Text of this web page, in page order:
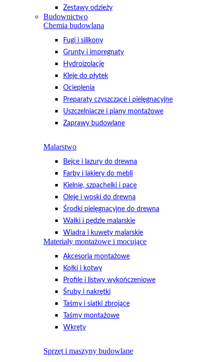
Zestawy odzieży
Budownictwo
Chemia budowlana
Fugi i silikony
Grunty i impregnaty
Hydroizolacje
Kleje do płytek
Ocieplenia
Preparaty czyszczące i pielęgnacyjne
Uszczelniacze i piany montażowe
Zaprawy budowlane
Malarstwo
Bejce i lazury do drewna
Farby i lakiery do mebli
Kielnie, szpachelki i pace
Oleje i woski do drewna
Środki pielęgnacyjne do drewna
Wałki i pędzle malarskie
Wiadra i kuwety malarskie
Materiały montażowe i mocujące
Akcesoria montażowe
Kołki i kotwy
Profile i listwy wykończeniowe
Śruby i nakrętki
Taśmy i siatki zbrojące
Taśmy montażowe
Wkręty
Sprzęt i maszyny budowlane